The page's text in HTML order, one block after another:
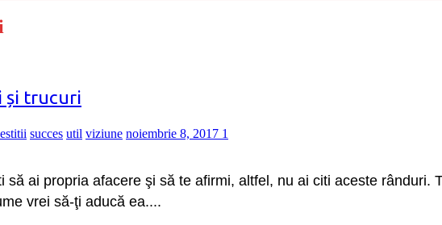
și trucuri
succes util viziune noiembrie 8, 2017 1
ai propria afacere şi să te afirmi, altfel, nu ai citi aceste rânduri.
vrei să-ţi aducă ea....